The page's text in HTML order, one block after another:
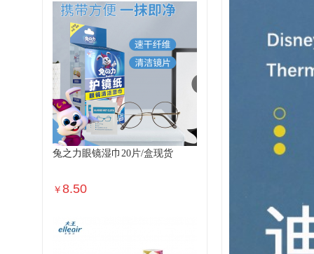
兔之力眼镜湿巾20片/盒现货
￥8.50